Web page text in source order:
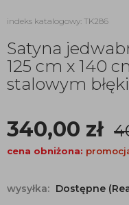
indeks katalogowy: TK286
Satyna
125 cm x 140
stalowym
340,00 zł
cena obniżona:
wysyłka: Dostępne